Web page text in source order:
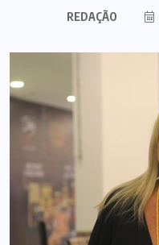
REDAÇÃO